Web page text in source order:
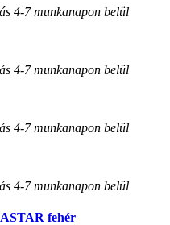
4-7 munkanapon belül
4-7 munkanapon belül
4-7 munkanapon belül
4-7 munkanapon belül
fehér